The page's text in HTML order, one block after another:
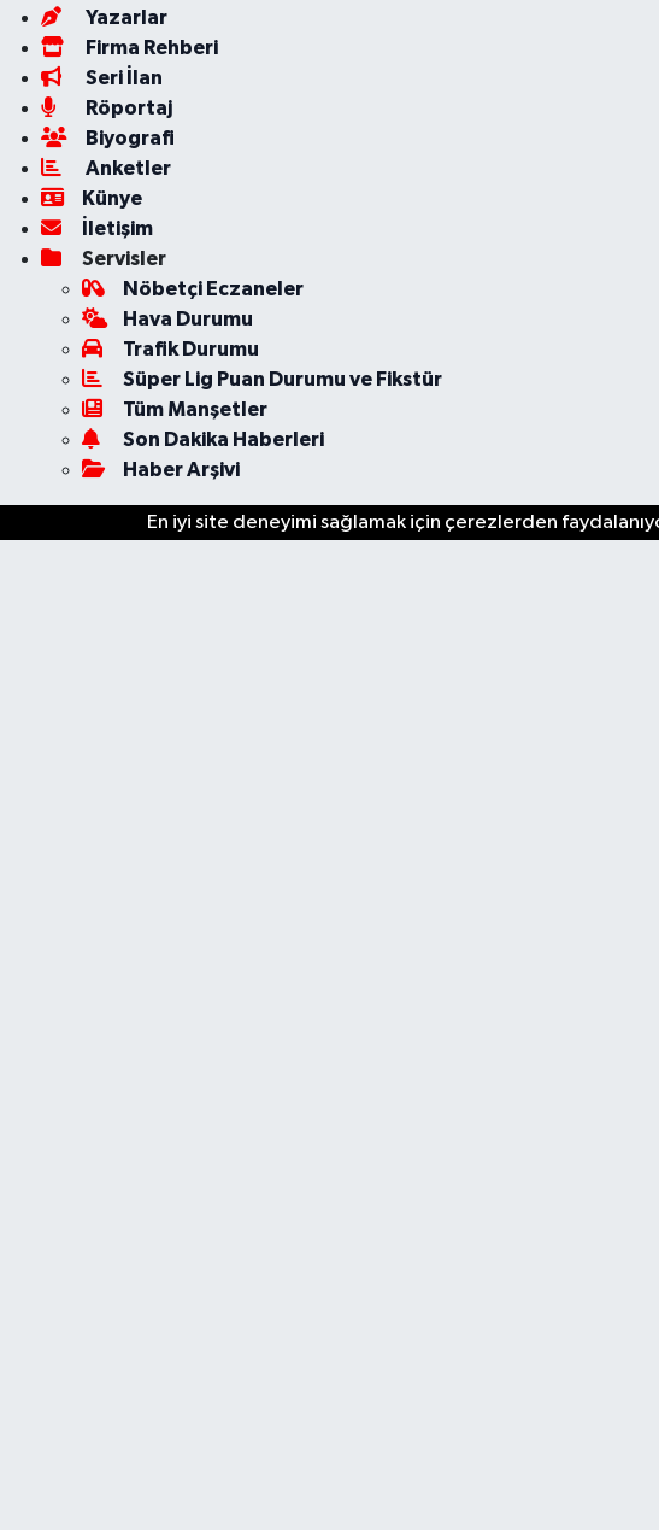
Yazarlar
Firma Rehberi
Seri İlan
Röportaj
Biyografi
Anketler
Künye
İletişim
Servisler
Nöbetçi Eczaneler
Hava Durumu
Trafik Durumu
Süper Lig Puan Durumu ve Fikstür
Tüm Manşetler
Son Dakika Haberleri
Haber Arşivi
En iyi site deneyimi sağlamak için çerezlerden